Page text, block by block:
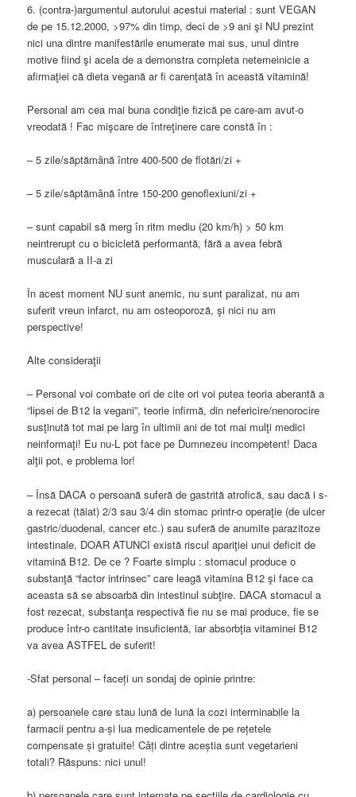
6. (contra-)argumentul autorului acestui material : sunt VEGAN
de pe 15.12.2000, >97% din timp, deci de >9 ani şi NU prezint
nici una dintre manifestările enumerate mai sus, unul dintre
motive fiind şi acela de a demonstra completa netemeinicie a
afirmaţiei că dieta vegană ar fi carenţată în această vitamină!
Personal am cea mai buna condiţie fizică pe care-am avut-o
vreodată ! Fac mişcare de întreţinere care constă în :
– 5 zile/săptămână între 400-500 de flotări/zi +
– 5 zile/săptămână între 150-200 genoflexiuni/zi +
– sunt capabil să merg în ritm mediu (20 km/h) > 50 km
neintrerupt cu o bicicletă performantă, fără a avea febră
musculară a II-a zi
În acest moment NU sunt anemic, nu sunt paralizat, nu am
suferit vreun infarct, nu am osteoporoză, şi nici nu am
perspective!
Alte consideraţii
– Personal voi combate ori de cite ori voi putea teoria aberantă a
“lipsei de B12 la vegani”, teorie infirmă, din nefericire/nenorocire
susţinută tot mai pe larg în ultimii ani de tot mai mulţi medici
neinformaţi! Eu nu-L pot face pe Dumnezeu incompetent! Daca
alţii pot, e problema lor!
– Însă DACA o persoană suferă de gastrită atrofică, sau dacă i s-
a rezecat (tăiat) 2/3 sau 3/4 din stomac printr-o operaţie (de ulcer
gastric/duodenal, cancer etc.) sau suferă de anumite parazitoze
intestinale, DOAR ATUNCI există riscul apariţiei unui deficit de
vitamină B12. De ce ? Foarte simplu : stomacul produce o
substanţă “factor intrinsec” care leagă vitamina B12 şi face ca
aceasta să se absoarbă din intestinul subţire. DACA stomacul a
fost rezecat, substanţa respectivă fie nu se mai produce, fie se
produce într-o cantitate insuficientă, iar absorbţia vitaminei B12
va avea ASTFEL de suferit!
-Sfat personal – faceți un sondaj de opinie printre:
a) persoanele care stau lună de lună la cozi interminabile la
farmacii pentru a-și lua medicamentele de pe rețetele
compensate și gratuite! Câți dintre aceștia sunt vegetarieni
totali? Răspuns: nici unul!